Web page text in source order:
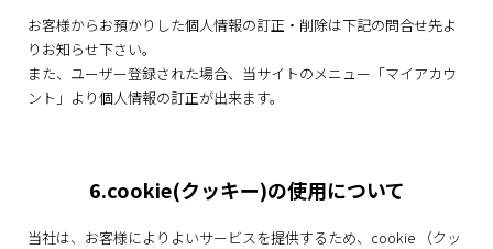
お客様からお預かりした個人情報の訂正・削除は下記の問合せ先よ
りお知らせ下さい。
また、ユーザー登録された場合、当サイトのメニュー「マイアカウ
ント」より個人情報の訂正が出来ます。
6.cookie(クッキー)の使用について
当社は、お客様によりよいサービスを提供するため、cookie （クッ